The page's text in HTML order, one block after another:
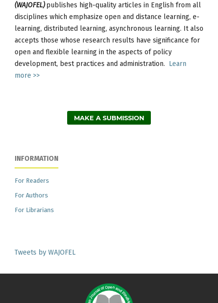
(WAJOFEL) publishes high-quality articles in English from all
disciplines which emphasize open and distance learning, e-
learning, distributed learning, asynchronous learning. It also
accepts those whose research results have significance for
open and flexible learning in the aspects of policy
development, best practices and administration. Learn
more >>
MAKE A SUBMISSION
INFORMATION
For Readers
For Authors
For Librarians
Tweets by WAJOFEL